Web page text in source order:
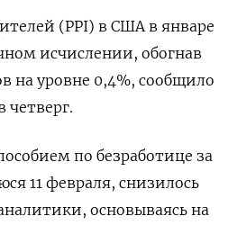
(PPI) в США в январе
исчислении, обогнав
на уровне 0,4%, сообщило
четверг.
по безработице за
11 февраля, ​​снизилось
основываясь на